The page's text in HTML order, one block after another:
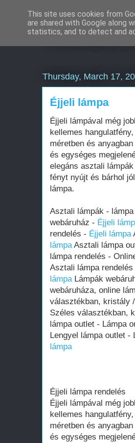
Weboldal
Thursday, March 17,
Éjjeli lámpa
Éjjeli lámpával még
kellemes
méretben és
és egységes
elegáns asztali
fényt nyújt és bárhol
lámpa.
Asztali lámpák -
webáruház - Éjjeli
rendelés - Éjjeli lámpa
lámpaAsztali lámpa
lámpa rendelés -
Asztali lámpa
lámpaLámpák
webáruháza, online
választékban, kristály
Széles választékban,
lámpa outlet - Lámpa
Lengyel lámpa outlet -
lámpa
Éjjeli lámpa rendelés
Éjjeli lámpával még
kellemes
méretben és
és egységes
This site uses cookies from
are shared with Google along
statistics, and to detect and